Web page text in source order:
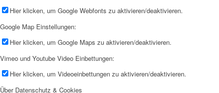
Hier klicken, um Google Webfonts zu aktivieren/deaktivieren.
Google Map Einstellungen:
Hier klicken, um Google Maps zu aktivieren/deaktivieren.
Vimeo und Youtube Video Einbettungen:
Hier klicken, um Videoeinbettungen zu aktivieren/deaktivieren.
Über Datenschutz & Cookies